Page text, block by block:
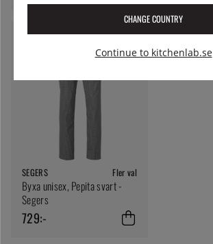
SEGERS Fler val
Byxa unisex, Pepita svart -
Segers
729:-
CHANGE COUNTRY
Continue to kitchenlab.se